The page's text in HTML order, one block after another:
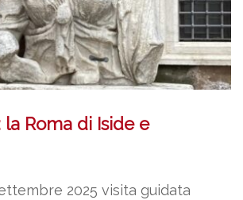
la Roma di Iside e
2025 visita guidata